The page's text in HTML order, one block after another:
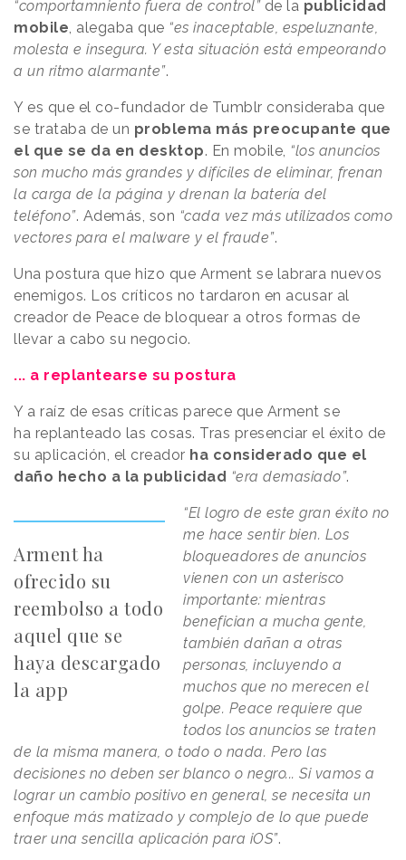
“comportamniento fuera de control” de la publicidad
mobile, alegaba que “es inaceptable, espeluznante,
molesta e insegura. Y esta situación está empeorando
a un ritmo alarmante”.
Y es que el co-fundador de Tumblr consideraba que
se trataba de un problema más preocupante que
el que se da en desktop. En mobile, “los anuncios
son mucho más grandes y difíciles de eliminar, frenan
la carga de la página y drenan la batería del
teléfono”. Además, son “cada vez más utilizados como
vectores para el malware y el fraude”.
Una postura que hizo que Arment se labrara nuevos
enemigos. Los críticos no tardaron en acusar al
creador de Peace de bloquear a otros formas de
llevar a cabo su negocio.
... a replantearse su postura
Y a raíz de esas críticas parece que Arment se
ha replanteado las cosas. Tras presenciar el éxito de
su aplicación, el creador ha considerado que el
daño hecho a la publicidad “era demasiado”.
Arment ha
ofrecido su
reembolso a todo
aquel que se
haya descargado
la app
“El logro de este gran éxito no
me hace sentir bien. Los
bloqueadores de anuncios
vienen con un asterisco
importante: mientras
benefician a mucha gente,
también dañan a otras
personas, incluyendo a
muchos que no merecen el
golpe. Peace requiere que
todos los anuncios se traten
de la misma manera, o todo o nada. Pero las
decisiones no deben ser blanco o negro... Si vamos a
lograr un cambio positivo en general, se necesita un
enfoque más matizado y complejo de lo que puede
traer una sencilla aplicación para iOS”.